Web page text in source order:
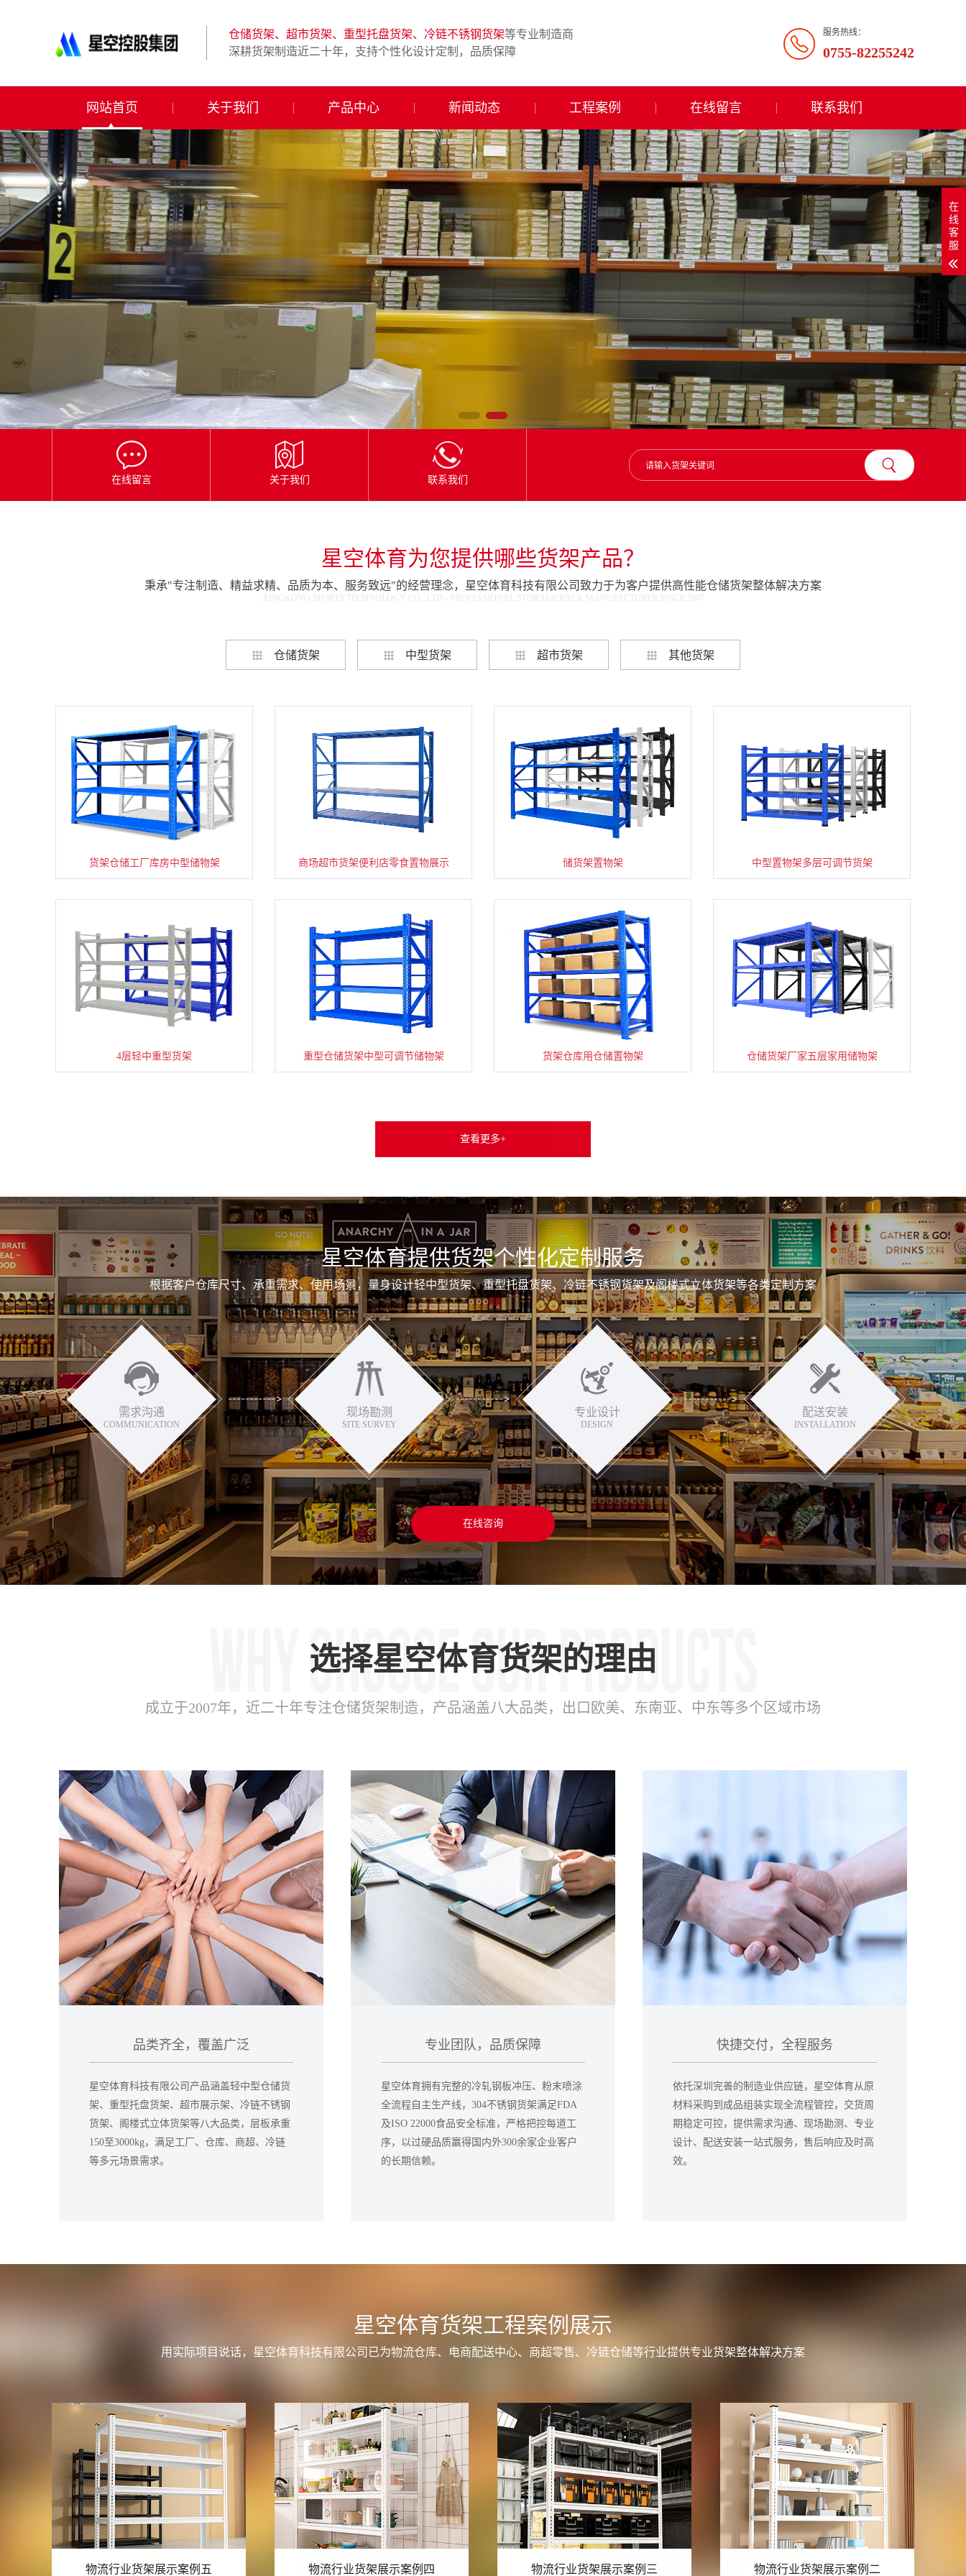
有
仓
储
货
架|
超
货
架|
重
型
货
架
制
造
网
服务热线：
0755-82255242
仓储货架、超市货架、重型托盘货架、冷链不锈钢货架等专业制造商
深耕货架制造近二十年，支持个性化设计定制，品质保障
网站首页 关于我们 产品中心 新闻动态 工程案例 在线留言 联系我们
在线留言 关于我们 联系我们
星空体育为您提供哪些货架产品？
秉承"专注制造、精益求精、品质为本、服务致远"的经营理念，星空体育科技有限公司致力于为客户提供高性能仓储货架整体解决方案
XINGKONG SPORTS TECHNOLOGY CO., LTD - PROFESSIONAL STORAGE RACK MANUFACTURER SINCE 2007
仓储货架 中型货架 超市货架 其他货架
货架仓储工厂库房中型储物架 商场超市货架便利店零食置物展示 储货架置物架 中型置物架多层可调节货架
4层轻中重型货架 重型仓储货架中型可调节储物架 货架仓库用仓储置物架 仓储货架厂家五层家用储物架
家用货架置物架多层阳台收纳 速装货架多层置物架 超市零食储物架快递货物架 货架仓库用仓储置物架四层展示架
查看更多+
星空体育提供货架个性化定制服务
根据客户仓库尺寸、承重需求、使用场景，量身设计轻中型货架、重型托盘货架、冷链不锈钢货架及阁楼式立体货架等各类定制方案
需求沟通
COMMUNICATION
现场勘测
SITE SURVEY
专业设计
DESIGN
配送安装
INSTALLATION
在线咨询
选择星空体育货架的理由
成立于2007年，近二十年专注仓储货架制造，产品涵盖八大品类，出口欧美、东南亚、中东等多个区域市场
品类齐全，覆盖广泛
星空体育科技有限公司产品涵盖轻中型仓储货
架、重型托盘货架、超市展示架、冷链不锈钢
货架、阁楼式立体货架等八大品类，层板承重
150至3000kg，满足工厂、仓库、商超、冷链
等多元场景需求。
专业团队，品质保障
星空体育拥有完整的冷轧钢板冲压、粉末喷涂
全流程自主生产线，304不锈钢货架满足FDA
及ISO 22000食品安全标准，严格把控每道工
序，以过硬品质赢得国内外300余家企业客户
的长期信赖。
快捷交付，全程服务
依托深圳完善的制造业供应链，星空体育从原
材料采购到成品组装实现全流程管控，交货周
期稳定可控，提供需求沟通、现场勘测、专业
设计、配送安装一站式服务，售后响应及时高
效。
星空体育货架工程案例展示
用实际项目说话，星空体育科技有限公司已为物流仓库、电商配送中心、商超零售、冷链仓储等行业提供专业货架整体解决方案
物流行业货架展示案例四 物流行业货架展示案例三 物流行业货架展示案例二 物流行业货架展示案例一
在
线
客
服